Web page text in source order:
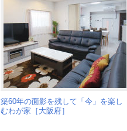
築60年の面影を残して「今」を楽し
むわが家［大阪府］